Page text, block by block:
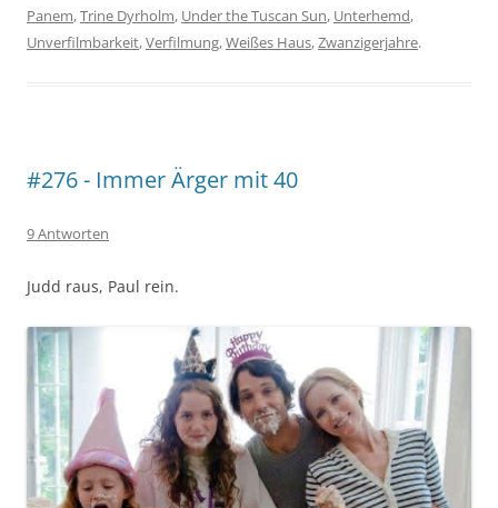
Panem,Trine Dyrholm, Under the Tuscan Sun, Unterhemd,
Unverfilmbarkeit,Verfilmung,Weißes Haus,Zwanzigerjahre.
#276 - Immer Ärger mit 40
9 Antworten
Judd raus, Paul rein.